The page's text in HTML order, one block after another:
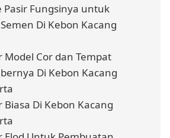
Pasir Fungsinya untuk
Di Kebon Kacang
Model Cor dan Tempat
Di Kebon Kacang
Biasa Di Kebon Kacang